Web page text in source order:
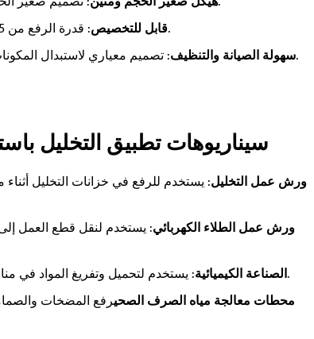
قابل للتخصيص: قدرة الرفع من 0.5 إلى 20 طن (قابلة للتخصيص)، تتوفر نماذج مختلفة.
سهولة الصيانة والتنظيف: تصميم معياري لاستبدال المكونات بسرعة؛ سطح أملس لتجنب بقايا الأحماض والتآكل.
سيناريوهات تطبيق التخليل
ورش عمل التخليل: يستخدم للرفع في خزانات التخليل أثناء
ورش عمل الطلاء الكهربائي: يستخدم لنقل قطع العمل
الصناعة الكيميائية: يستخدم لتحميل وتفريغ المواد في مناطق تخزين الأحماض والقلويات وحول غلايات التفاعل.
محطات معالجة مياه الصرف الصحيرفع المضخات